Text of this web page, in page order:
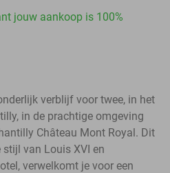
jouw aankoop is 100%
verblijf voor twee, in het
in de prachtige omgeving
Château Mont Royal. Dit
stijl van Louis XVI en
verwelkomt je voor een